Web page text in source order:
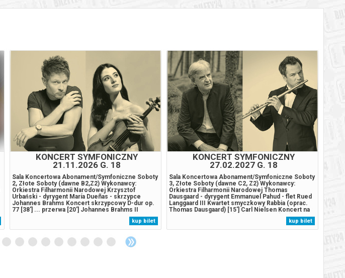
Fryderyk Concert Hall w Warszawie od 95,00 pln BILETY
Fryderyk Concert Hall w Warszawie od 95,00 pln BILETY
Fryderyk Concert Hall w Warszawie od 95,00 pln BILETY
Fryderyk Concert Hall w Warszawie od 95,00 pln BILETY
Fryderyk Concert Hall w Warszawie od 95,00 pln BILETY
Fryderyk Concert Hall w Warszawie od 95,00 pln BILETY
Fryderyk Concert Hall w Warszawie BILETY
KONCERT SYMFONICZNY
21.11.2026 G. 18
Sala Koncertowa Abonament/Symfoniczne Soboty
2, Złote Soboty (dawne B2,Z2) Wykonawcy:
Orkiestra Filharmonii Narodowej Krzysztof
Urbański - dyrygent María Dueñas - skrzypce
Johannes Brahms Koncert skrzypcowy D-dur op.
77 [38'] ... przerwa [20'] Johannes Brahms II
Symfonia D-dur op. 73 [40']******* Bezpieczne
zakupy w Bilety24. W przypadku odwołania
wydarzenia, gwarantujemy automatyczny zwrot
kup bilet
KONCERT SYMFONICZNY
27.02.2027 G. 18
Sala Koncertowa Abonament/Symfoniczne Soboty
3, Złote Soboty (dawne C2, Z2) Wykonawcy:
Orkiestra Filharmonii Narodowej Thomas
Dausgaard - dyrygent Emmanuel Pahud - flet Rued
Langgaard III Kwartet smyczkowy Rabbia (oprac.
Thomas Dausgaard) [15'] Carl Nielsen Koncert na
flet i orkiestrę FS 119 [19'] ... przerwa [20'] Béla
Bartók I Suita na orkiestrę op. 3 [35']*******
Bezpieczne zakupy w Bilety24. W...
kup bilet